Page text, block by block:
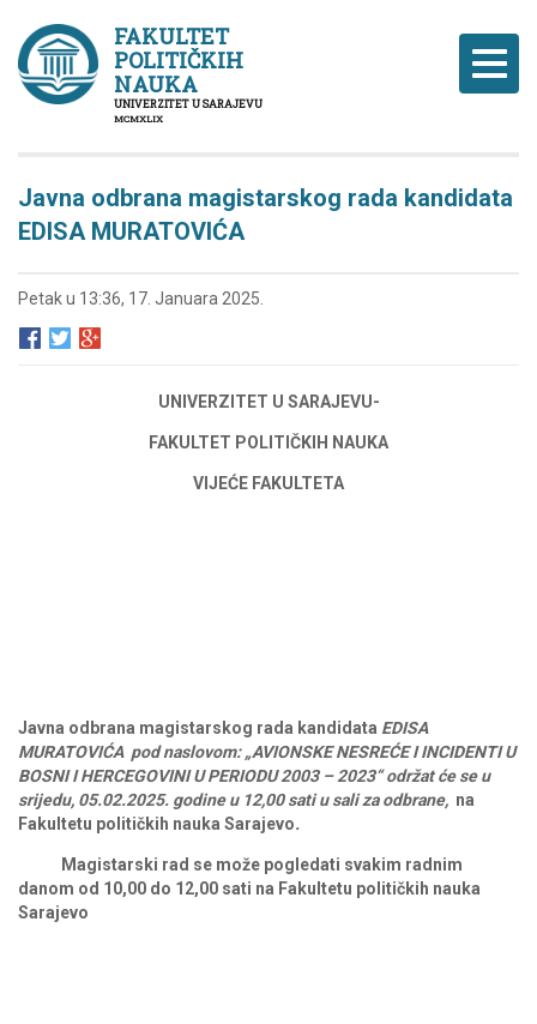
FAKULTET
POLITIČKIH
NAUKA
UNIVERZITET U SARAJEVU
MCMXLIX
Javna odbrana magistarskog rada kandidata
EDISA MURATOVIĆA
Petak u 13:36, 17. Januara 2025.
UNIVERZITET U SARAJEVU-
FAKULTET POLITIČKIH NAUKA
VIJEĆE FAKULTETA
Javna odbrana magistarskog rada kandidata EDISA
MURATOVIĆA pod naslovom: „AVIONSKE NESREĆE I INCIDENTI U
BOSNI I HERCEGOVINI U PERIODU 2003 – 2023“ održat će seu
srijedu, 05.02.2025. godine u12,00sati u sali za odbrane, na
Fakultetu političkih nauka Sarajevo.
Magistarski rad se može pogledati svakim radnim
danom od 10,00 do 12,00 sati na Fakultetu političkih nauka
Sarajevo